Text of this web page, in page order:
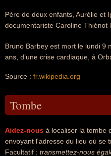
Père de deux enfants, Aurélie et
documentariste Caroline Thiénot-
Bruno Barbey est mort le lundi 9
ans, d’une crise cardiaque, à
Source : fr.wikipedia.org
Tombe
Aidez-nous à localiser la tombe
envoyant l'adresse du lieu où se
Facultatif : transmettez-nous